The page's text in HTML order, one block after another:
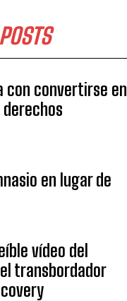
con convertirse en
en lugar de
vídeo del
transbordador